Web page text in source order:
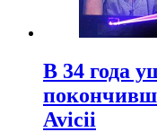
В 34 года
Avicii